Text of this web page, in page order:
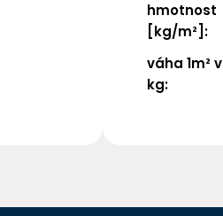
hmotnost
[kg/m²] :
váha 1m² v
kg: